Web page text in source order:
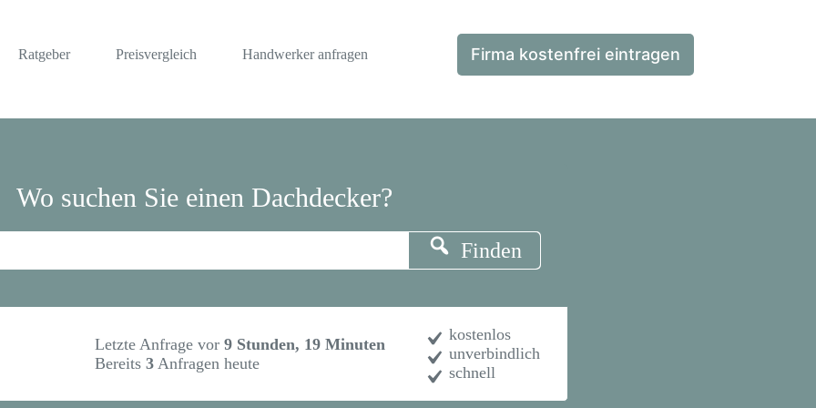
Ratgeber
Preisvergleich Handwerker anfragen Firma kostenfrei eintragen
Wo suchen Sie einen Dachdecker?
Finden
Letzte Anfrage vor 9 Stunden, 19 Minuten
Bereits 3Anfragen heute
kostenlos
unverbindlich
schnell